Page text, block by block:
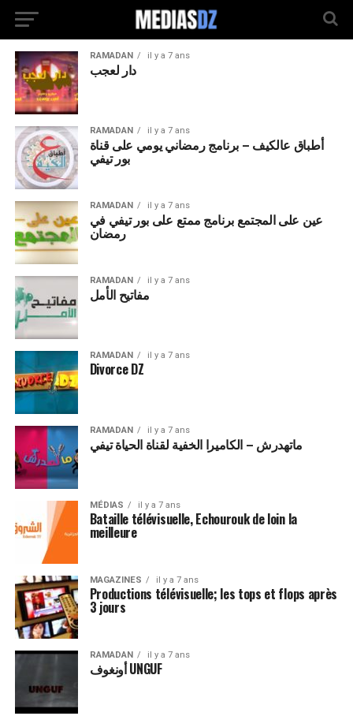
RAMADAN il y a 7 ans
دار لعجب
RAMADAN il y a 7 ans
أطباق عالكيف – برنامج رمضاني يومي على قناة
بور تيفي
RAMADAN il y a 7 ans
عين على المجتمع برنامج ممتع على بور تيفي في
رمضان
RAMADAN il y a 7 ans
مفاتيح الأمل
RAMADAN il y a 7 ans
Divorce DZ
RAMADAN il y a 7 ans
ماتهدرش – الكاميرا الخفية لقناة الحياة تيفي
MÉDIAS il y a 7 ans
Bataille télévisuelle, Echourouk de loin la
meilleure
MAGAZINES il y a 7 ans
Productions télévisuelle; les tops et flops après
3 jours
RAMADAN il y a 7 ans
أونغوف UNGUF